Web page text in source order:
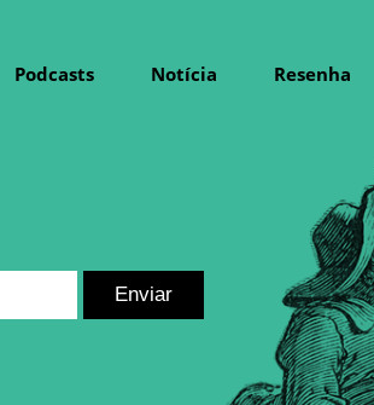
Podcasts Notícia Resenha
Enviar